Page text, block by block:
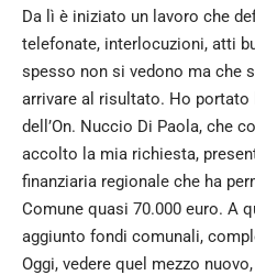
Da lì è iniziato un lavoro che
telefonate, interlocuzioni, atti
spesso non si vedono ma che
arrivare al risultato. Ho portato
dell’On. Nuccio Di Paola, che
accolto la mia richiesta,
finanziaria regionale che ha
Comune quasi 70.000 euro. A
aggiunto fondi comunali,
Oggi, vedere quel mezzo